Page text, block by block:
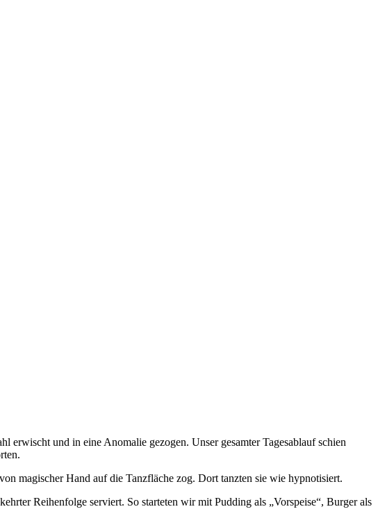
und in eine Anomalie gezogen. Unser gesamter Tagesablauf schien
magischer Hand auf die Tanzfläche zog. Dort tanzten sie wie hypnotisiert.
Reihenfolge serviert. So starteten wir mit Pudding als „Vorspeise“, Burger als